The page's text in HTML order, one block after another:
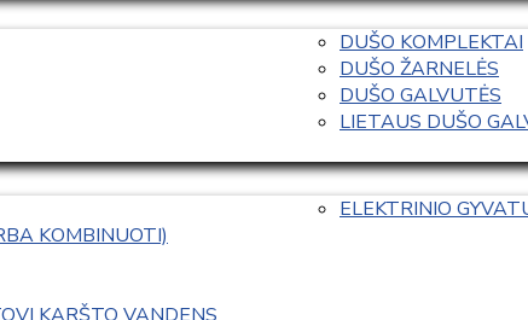
DUŠO KOMPLEKTAI
DUŠO ŽARNELĖS
DUŠO GALVUTĖS
LIETAUS DUŠO
KOMBINUOTI)
ELEKTRINIO